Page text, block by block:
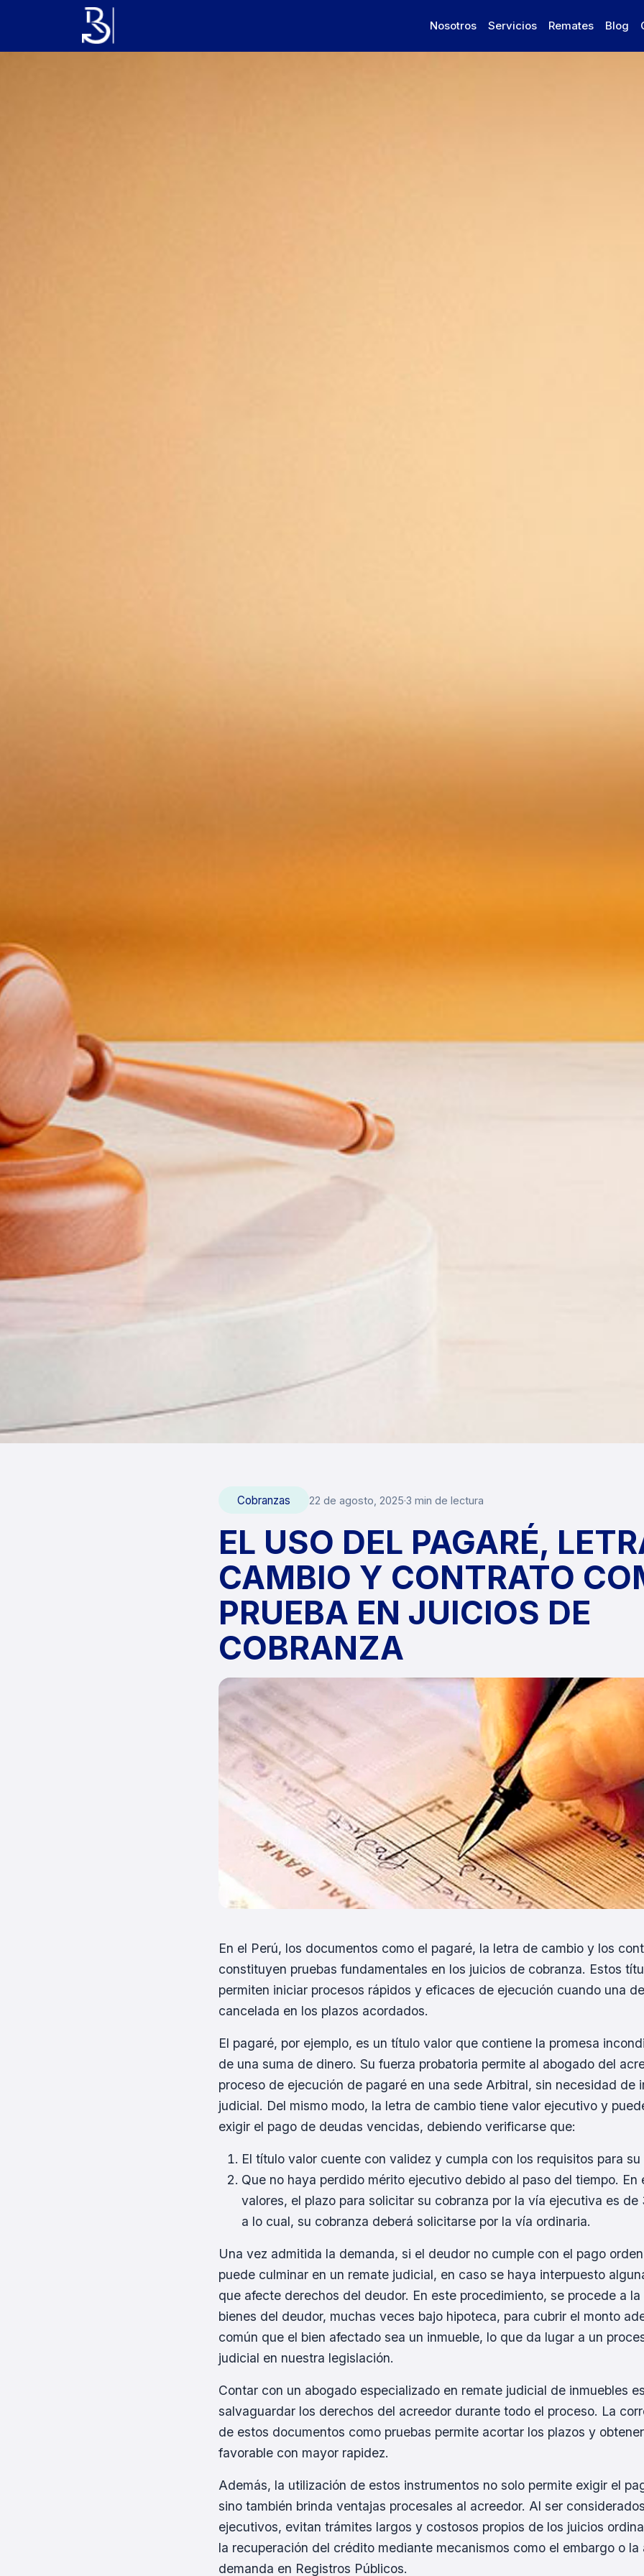
Nosotros Servicios Remates Blog
Cobranzas 22 de agosto, 2025·3 min de lectura
EL USO DEL PAGARÉ,
CAMBIO Y CONTRATO
PRUEBA EN JUICIOS DE
COBRANZA
En el Perú, los documentos como el pagaré, la letra de cambio y los
constituyen pruebas fundamentales en los juicios de cobranza. Estos
permiten iniciar procesos rápidos y eficaces de ejecución cuando una
cancelada en los plazos acordados.
El pagaré, por ejemplo, es un título valor que contiene la promesa
de una suma de dinero. Su fuerza probatoria permite al abogado del
proceso de ejecución de pagaré en una sede Arbitral, sin necesidad de
judicial. Del mismo modo, la letra de cambio tiene valor ejecutivo y
exigir el pago de deudas vencidas, debiendo verificarse que:
El título valor cuente con validez y cumpla con los requisitos para su
Que no haya perdido mérito ejecutivo debido al paso del tiempo. En
valores, el plazo para solicitar su cobranza por la vía ejecutiva es de
a lo cual, su cobranza deberá solicitarse por la vía ordinaria.
Una vez admitida la demanda, si el deudor no cumple con el pago
puede culminar en un remate judicial, en caso se haya interpuesto
que afecte derechos del deudor. En este procedimiento, se procede a
bienes del deudor, muchas veces bajo hipoteca, para cubrir el monto
común que el bien afectado sea un inmueble, lo que da lugar a un
judicial en nuestra legislación.
Contar con un abogado especializado en remate judicial de inmuebles
salvaguardar los derechos del acreedor durante todo el proceso. La
de estos documentos como pruebas permite acortar los plazos y
favorable con mayor rapidez.
Además, la utilización de estos instrumentos no solo permite exigir el
sino también brinda ventajas procesales al acreedor. Al ser
ejecutivos, evitan trámites largos y costosos propios de los juicios
la recuperación del crédito mediante mecanismos como el embargo o la
demanda en Registros Públicos.